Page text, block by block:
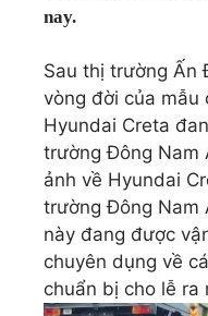
nay.
Sau thị trường Ấn
vòng đời của mẫu
Hyundai Creta
trường Đông Nam
ảnh về Hyundai
trường Đông Nam
này đang được
chuyên dụng về
chuẩn bị cho lễ